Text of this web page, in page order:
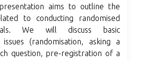
aims to outline the
to conducting randomised
We will discuss basic
issues (randomisation, asking a
question, pre-registration of a